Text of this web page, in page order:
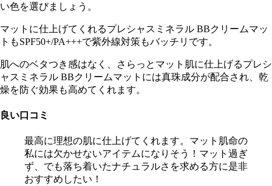
い色を選びましょう。
マットに仕上げてくれるプレシャスミネラル BBクリームマッ
トもSPF50+/PA+++で紫外線対策もバッチリです。
肌へのベタつき感はなく、さらっとマット肌に仕上げるプレシ
ャスミネラル BBクリームマットには真珠成分が配合され、乾
燥を防ぐ効果も高めてくれます。
良い口コミ
最高に理想の肌に仕上げてくれます。マット肌命の
私には欠かせないアイテムになりそう！マット過ぎ
ず、でも落ち着いたナチュラルさを求める方に是非
おすすめしたい！